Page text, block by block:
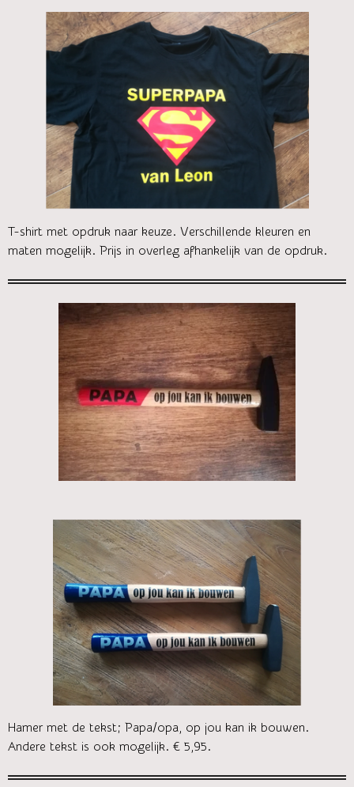
T-shirt met opdruk naar keuze. Verschillende kleuren en
maten mogelijk. Prijs in overleg afhankelijk van de opdruk.
Hamer met de tekst; Papa/opa, op jou kan ik bouwen.
Andere tekst is ook mogelijk. € 5,95.